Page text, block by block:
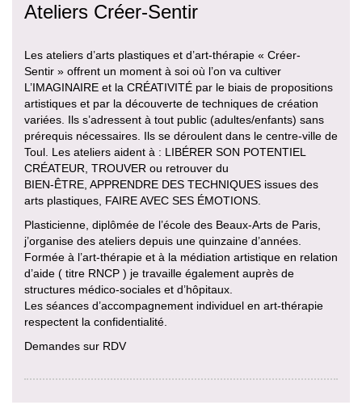
Ateliers Créer-Sentir
Les ateliers d’arts plastiques et d’art-thérapie « Créer-
Sentir » offrent un moment à soi où l’on va cultiver
L’IMAGINAIRE et la CRÉATIVITÉ par le biais de propositions
artistiques et par la découverte de techniques de création
variées. Ils s’adressent à tout public (adultes/enfants) sans
prérequis nécessaires. Ils se déroulent dans le centre-ville de
Toul. Les ateliers aident à : LIBÉRER SON POTENTIEL
CRÉATEUR, TROUVER ou retrouver du
BIEN-ÊTRE, APPRENDRE DES TECHNIQUES issues des
arts plastiques, FAIRE AVEC SES ÉMOTIONS.
Plasticienne, diplômée de l’école des Beaux-Arts de Paris,
j’organise des ateliers depuis une quinzaine d’années.
Formée à l’art-thérapie et à la médiation artistique en relation
d’aide ( titre RNCP ) je travaille également auprès de
structures médico-sociales et d’hôpitaux.
Les séances d’accompagnement individuel en art-thérapie
respectent la confidentialité.
Demandes sur RDV